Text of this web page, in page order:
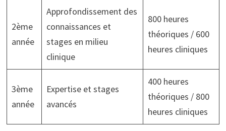
2ème
année
Approfondissement des
connaissances et
stages en milieu
clinique
800 heures
théoriques / 600
heures cliniques
3ème
année
Expertise et stages
avancés
400 heures
théoriques / 800
heures cliniques